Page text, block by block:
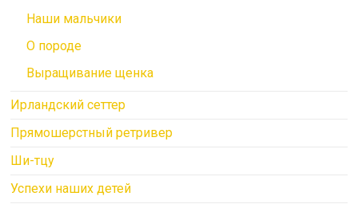
Наши мальчики
О породе
Выращивание щенка
Ирландский сеттер
Прямошерстный ретривер
Ши-тцу
Успехи наших детей